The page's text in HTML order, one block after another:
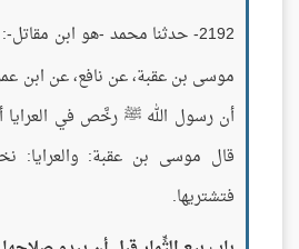
2192- حدثنا محمد -هو ابن مقاتل-
موسى بن عقبة، عن نافع، عن ابن
أن رسول الله ﷺ رخَّص في العرايا
قال موسى بن عقبة: والعرايا:
فتشتريها.